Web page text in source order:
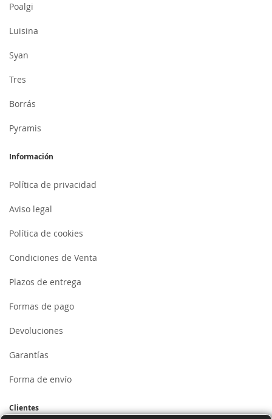
Poalgi
Luisina
Syan
Tres
Borrás
Pyramis
Información
Política de privacidad
Aviso legal
Política de cookies
Condiciones de Venta
Plazos de entrega
Formas de pago
Devoluciones
Garantías
Forma de envío
Clientes